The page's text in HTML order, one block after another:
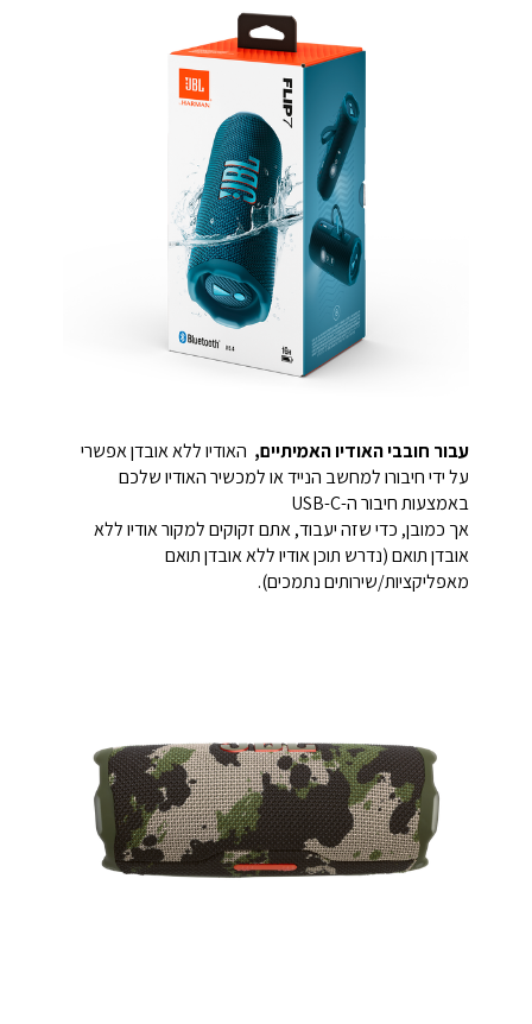
עבור חובבי האודיו האמיתיים, האודיו ללא אובדן אפשרי
על ידי חיבורו למחשב הנייד או למכשיר האודיו שלכם
באמצעות חיבור ה-USB-C
אך כמובן, כדי שזה יעבוד, אתם זקוקים למקור אודיו ללא
אובדן תואם (נדרש תוכן אודיו ללא אובדן תואם
מאפליקציות/שירותים נתמכים).